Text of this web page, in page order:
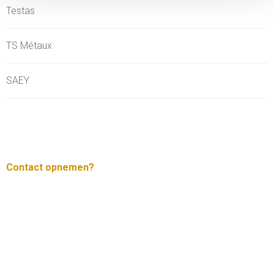
Testas
TS Métaux
SAEY
Contact opnemen?